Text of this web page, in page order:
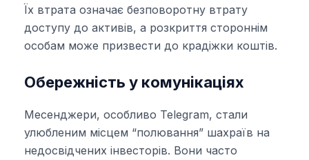
Їх втрата означає безповоротну втрату
доступу до активів, а розкриття стороннім
особам може призвести до крадіжки коштів.
Обережність у комунікаціях
Месенджери, особливо Telegram, стали
улюбленим місцем “полювання” шахраїв на
недосвідчених інвесторів. Вони часто